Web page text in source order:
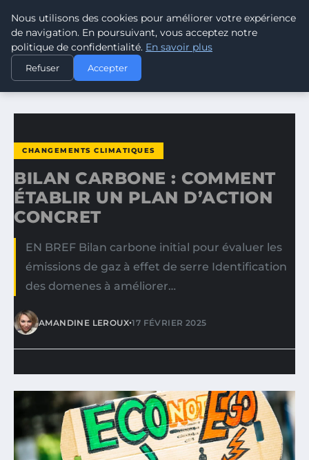
CLIMATE GUARDIAN
ACCUEIL
CHANGEMENTS CLIMATIQUES
BILAN CARBONE : COMMENT ÉTABLIR UN PLAN D’ACTION…
CHANGEMENTS CLIMATIQUES
BILAN CARBONE : COMMENT
ÉTABLIR UN PLAN D’ACTION
CONCRET
EN BREF Bilan carbone initial pour évaluer les
émissions de gaz à effet de serre Identification
des domenes à améliorer…
AMANDINE LEROUX•17 FÉVRIER 2025
Nous utilisons des cookies pour améliorer votre expérience
de navigation. En poursuivant, vous acceptez notre
politique de confidentialité. En savoir plus
Refuser Accepter